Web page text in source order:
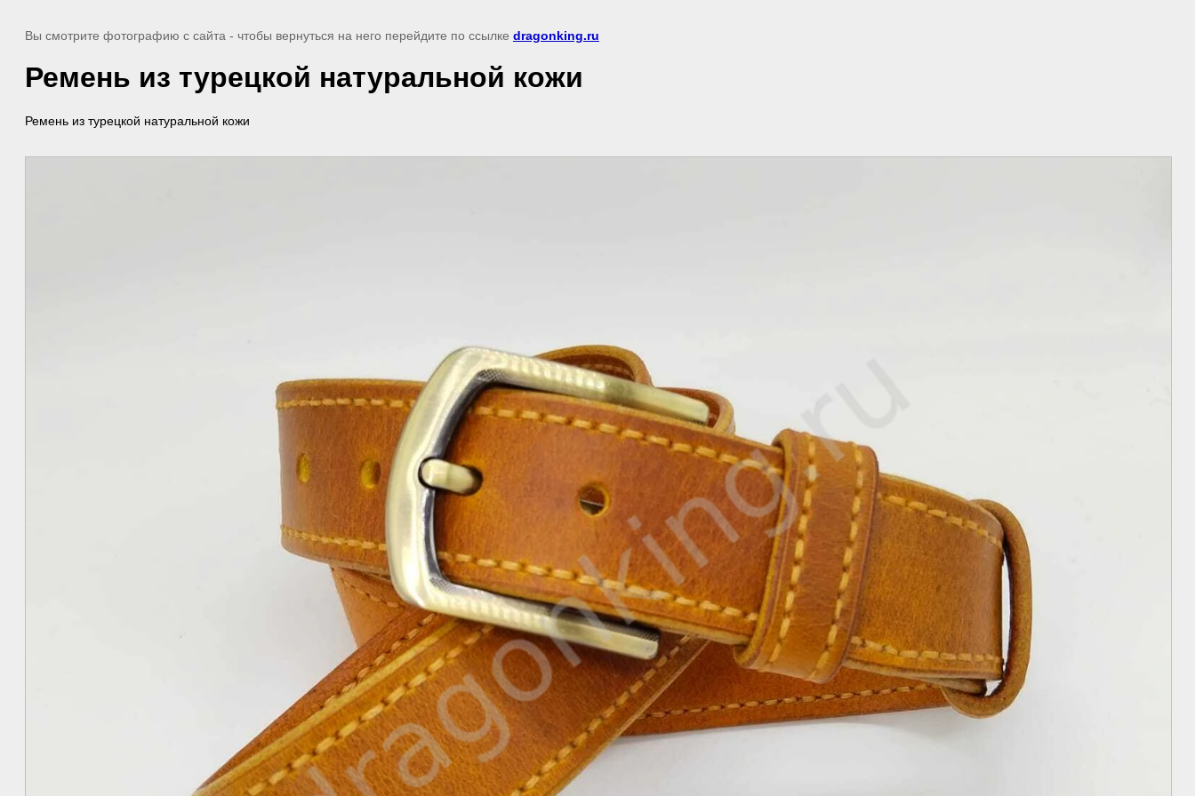
Вы смотрите фотографию с сайта - чтобы вернуться на него перейдите по ссылке dragonking.ru
Ремень из турецкой натуральной кожи
Ремень из турецкой натуральной кожи